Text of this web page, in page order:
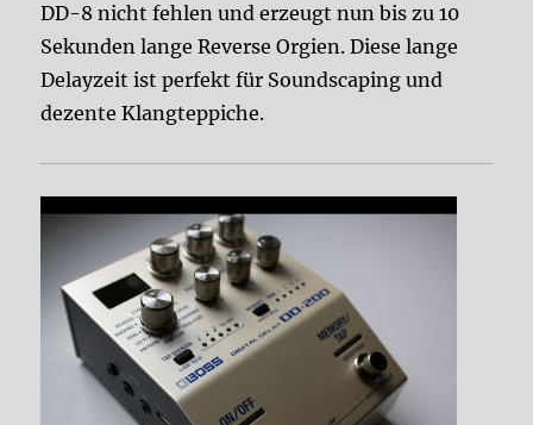
DD-8 nicht fehlen und erzeugt nun bis zu 10
Sekunden lange Reverse Orgien. Diese lange
Delayzeit ist perfekt für Soundscaping und
dezente Klangteppiche.